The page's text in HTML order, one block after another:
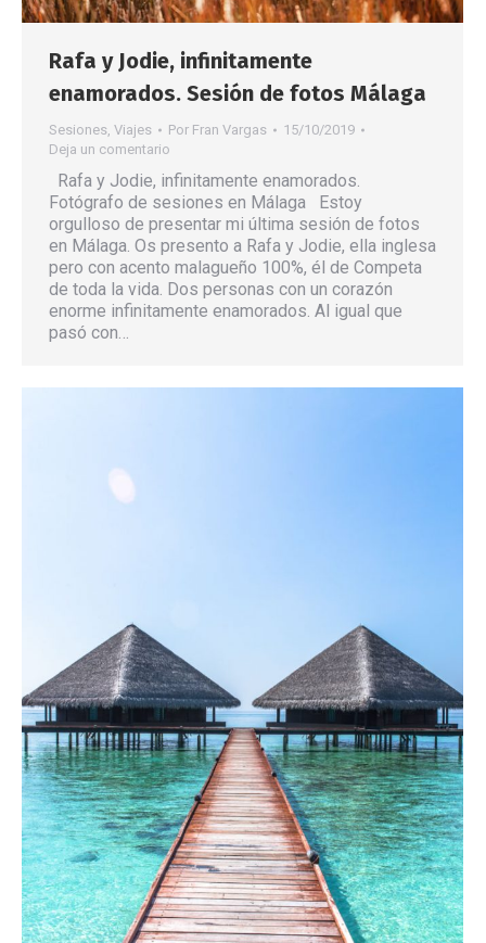
Rafa y Jodie, infinitamente
enamorados. Sesión de fotos Málaga
Sesiones, Viajes Por Fran Vargas
15/10/2019
Deja un comentario
Rafa y Jodie, infinitamente enamorados.
Fotógrafo de sesiones en Málaga Estoy
orgulloso de presentar mi última sesión de fotos
en Málaga. Os presento a Rafa y Jodie, ella inglesa
pero con acento malagueño 100%, él de Competa
de toda la vida. Dos personas con un corazón
enorme infinitamente enamorados. Al igual que
pasó con…